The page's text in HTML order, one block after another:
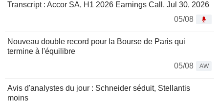
Transcript : Accor SA, H1 2026 Earnings Call, Jul 30, 2026
05/08
Nouveau double record pour la Bourse de Paris qui
termine à l'équilibre
05/08
AW
Avis d'analystes du jour : Schneider séduit, Stellantis
moins